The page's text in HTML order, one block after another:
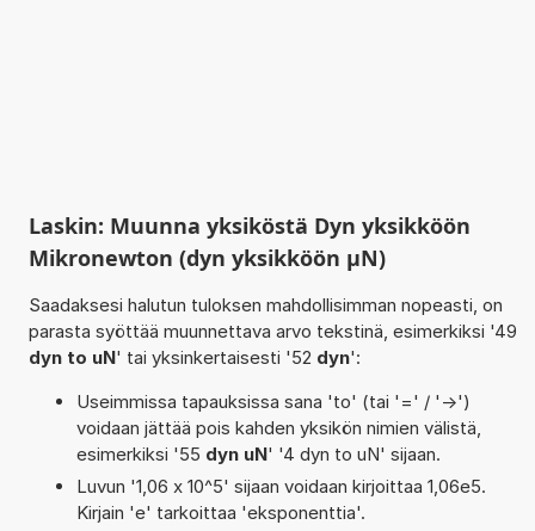
Laskin: Muunna yksiköstä Dyn yksikköön
Mikronewton (dyn yksikköön µN)
Saadaksesi halutun tuloksen mahdollisimman nopeasti, on
parasta syöttää muunnettava arvo tekstinä, esimerkiksi '49
dyn to uN' tai yksinkertaisesti '52 dyn':
Useimmissa tapauksissa sana 'to' (tai '=' / '->')
voidaan jättää pois kahden yksikön nimien välistä,
esimerkiksi '55 dyn uN' '4 dyn to uN' sijaan.
Luvun '1,06 x 10^5' sijaan voidaan kirjoittaa 1,06e5.
Kirjain 'e' tarkoittaa 'eksponenttia'.